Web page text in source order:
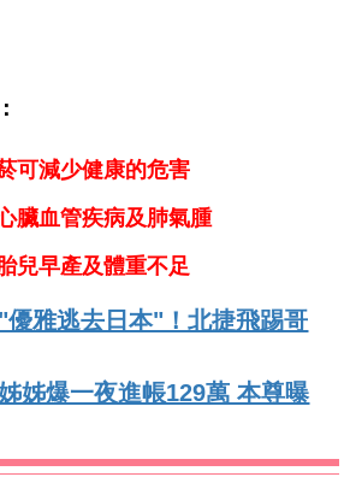
可減少健康的危害
臟血管疾病及肺氣腫
兒早產及體重不足
優雅逃去日本"！北捷飛踢哥
姊爆一夜進帳129萬 本尊曝